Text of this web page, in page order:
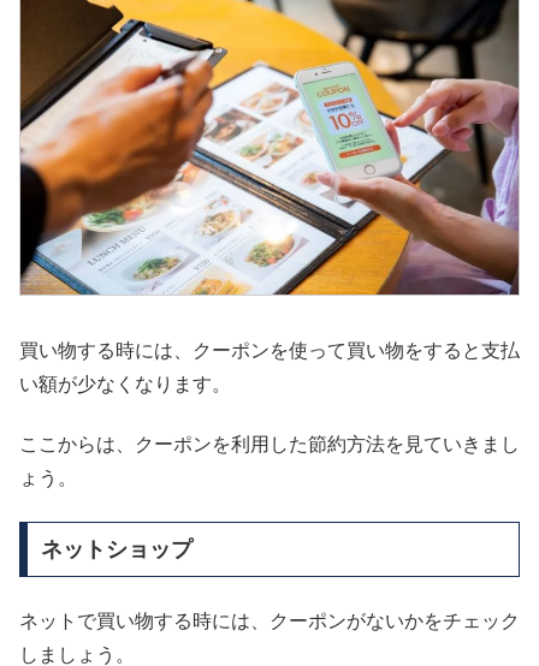
買い物する時には、クーポンを使って買い物をすると支払
い額が少なくなります。
ここからは、クーポンを利用した節約方法を見ていきまし
ょう。
ネットショップ
ネットで買い物する時には、クーポンがないかをチェック
しましょう。